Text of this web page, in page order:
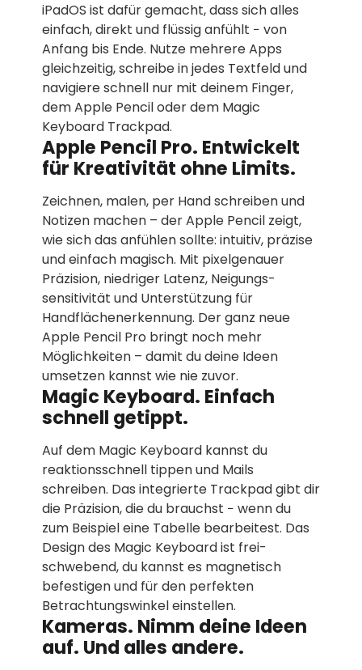
iPadOS ist dafür gemacht, dass sich alles
einfach, direkt und flüssig anfühlt ­− von
Anfang bis Ende. Nutze mehrere Apps
gleichzeitig, schreibe in jedes Textfeld und
navigiere schnell nur mit deinem Finger,
dem Apple Pencil oder dem Magic
Keyboard Trackpad.
Apple Pencil Pro. Entwickelt
für Kreativität ohne Limits.
Zeichnen, malen, per Hand schreiben und
Notizen machen – der Apple Pencil zeigt,
wie sich das anfühlen sollte: intuitiv, präzise
und einfach magisch. Mit pixel­genauer
Präzision, niedriger Latenz, Neigungs­­
sensitivität und Unterstützung für
Handflächen­­erkennung. Der ganz neue
Apple Pencil Pro bringt noch mehr
Möglichkeiten – damit du deine Ideen
umsetzen kannst wie nie zuvor.
Magic Keyboard. Einfach
schnell getippt.
Auf dem Magic Keyboard kannst du
reaktions­schnell tippen und Mails
schreiben. Das integrierte Trackpad gibt dir
die Präzision, die du brauchst − wenn du
zum Beispiel eine Tabelle bearbeitest. Das
Design des Magic Keyboard ist frei­
schwebend, du kannst es magnetisch
befestigen und für den perfekten
Betrachtungs­­winkel einstellen.
Kameras. Nimm deine Ideen
auf. Und alles andere.